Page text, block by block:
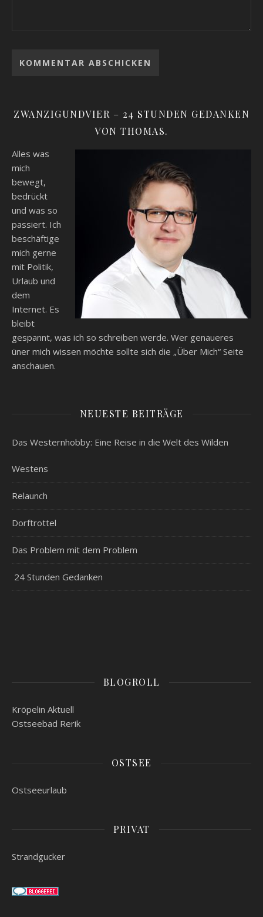
ZWANZIGUNDVIER – 24 STUNDEN GEDANKEN
VON THOMAS.
Alles was
mich
bewegt,
bedrückt
und was so
passiert. Ich
beschäftige
mich gerne
mit Politik,
Urlaub und
dem
Internet. Es
bleibt
gespannt, was ich so schreiben werde. Wer genaueres
üner mich wissen möchte sollte sich die „Über Mich“ Seite
anschauen.
NEUESTE BEITRÄGE
Das Westernhobby: Eine Reise in die Welt des Wilden
Westens
Relaunch
Dorftrottel
Das Problem mit dem Problem
24 Stunden Gedanken
BLOGROLL
Kröpelin Aktuell
Ostseebad Rerik
OSTSEE
Ostseeurlaub
PRIVAT
Strandgucker